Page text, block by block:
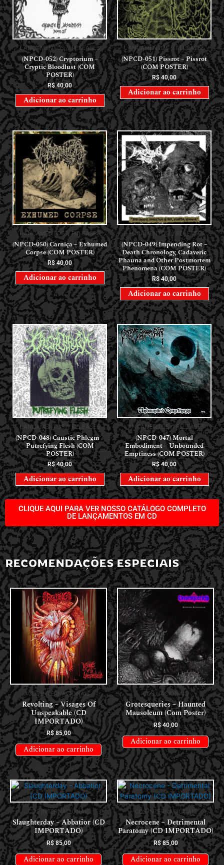
LANÇAMENTOS // RELEASES
(NPCD-052) Cryptorium –
Cryptic Bloodlust (COM
POSTER)
R$40,00
Adicionar ao carrinho
LANÇAMENTOS // RELEASES
(NPCD-051) Pissrot – Pissrot
(COM POSTER)
R$40,00
Adicionar ao carrinho
LANÇAMENTOS // RELEASES
(NPCD-050) Carniça – Exhumed
Corpse (COM POSTER)
R$40,00
Adicionar ao carrinho
LANÇAMENTOS // RELEASES
(NPCD-049) Impending Rot –
Death Chronology, Cadaveric
Phauna and Other Postmortem
Phenomena (COM POSTER)
R$40,00
Adicionar ao carrinho
LANÇAMENTOS // RELEASES
(NPCD-048) Caustic Phlegm –
Putrefying Flesh (COM
POSTER)
R$ 40,00
Adicionar ao carrinho
LANÇAMENTOS // RELEASES
(NPCD-047) Mortal
Embodiment – Unbounded
Emptiness (COM POSTER)
R$40,00
Adicionar ao carrinho
CLIQUE AQUI PARA VER NOSSO CATÁLOGO COMPLETO
DE LANÇAMENTOS EM CD
RECOMENDAÇÕES ESPECIAIS
CDS INTERNACIONAIS
Revolting – Visages Of
Unspeakable (CD
IMPORTADO)
R$85,00
Adicionar ao carrinho
CDS NACIONAIS
Grotesqueries – Haunted
Mausoleum (Com Poster)
R$40,00
Adicionar ao carrinho
CDS INTERNACIONAIS
Slaughterday – Abbatior (CD
IMPORTADO)
R$85,00
Adicionar ao carrinho
CDS INTERNACIONAIS
Necrocene – Detrimental
Paratomy (CD IMPORTADO)
R$85,00
Adicionar ao carrinho